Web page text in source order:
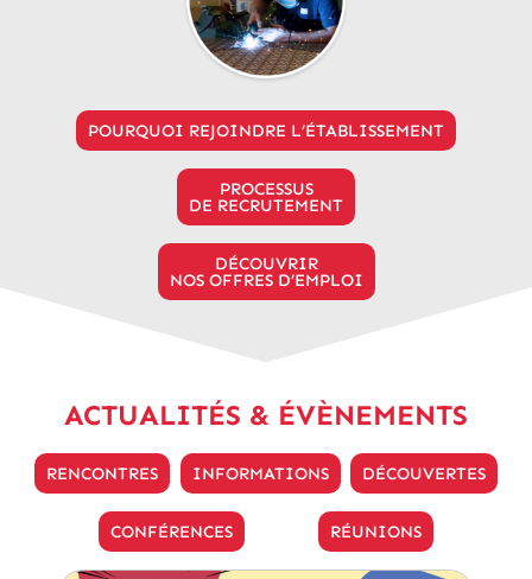
POURQUOI REJOINDRE L’ÉTABLISSEMENT
PROCESSUS
DE RECRUTEMENT
DÉCOUVRIR
NOS OFFRES D’EMPLOI
ACTUALITÉS & ÉVÈNEMENTS
RENCONTRES INFORMATIONS DÉCOUVERTES
CONFÉRENCES RÉUNIONS